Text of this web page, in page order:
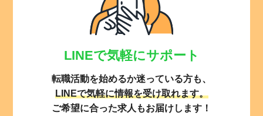
LINEで気軽にサポート
転職活動を始めるか迷っている方も、
LINEで気軽に情報を受け取れます。
ご希望に合った求人もお届けします！